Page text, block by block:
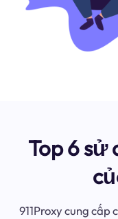
Top 6
911Proxy cung cấp